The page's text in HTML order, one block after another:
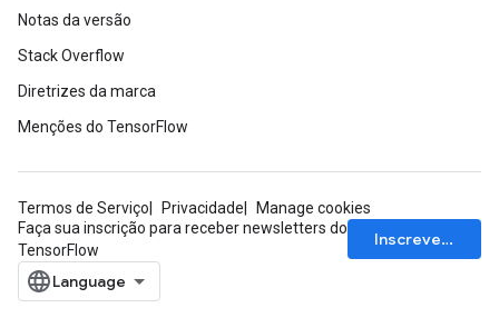
Notas da versão
Stack Overflow
Diretrizes da marca
Menções do TensorFlow
Termos de Serviço Privacidade
Manage cookies
Faça sua inscrição para receber newsletters do
TensorFlow
Inscrever-se